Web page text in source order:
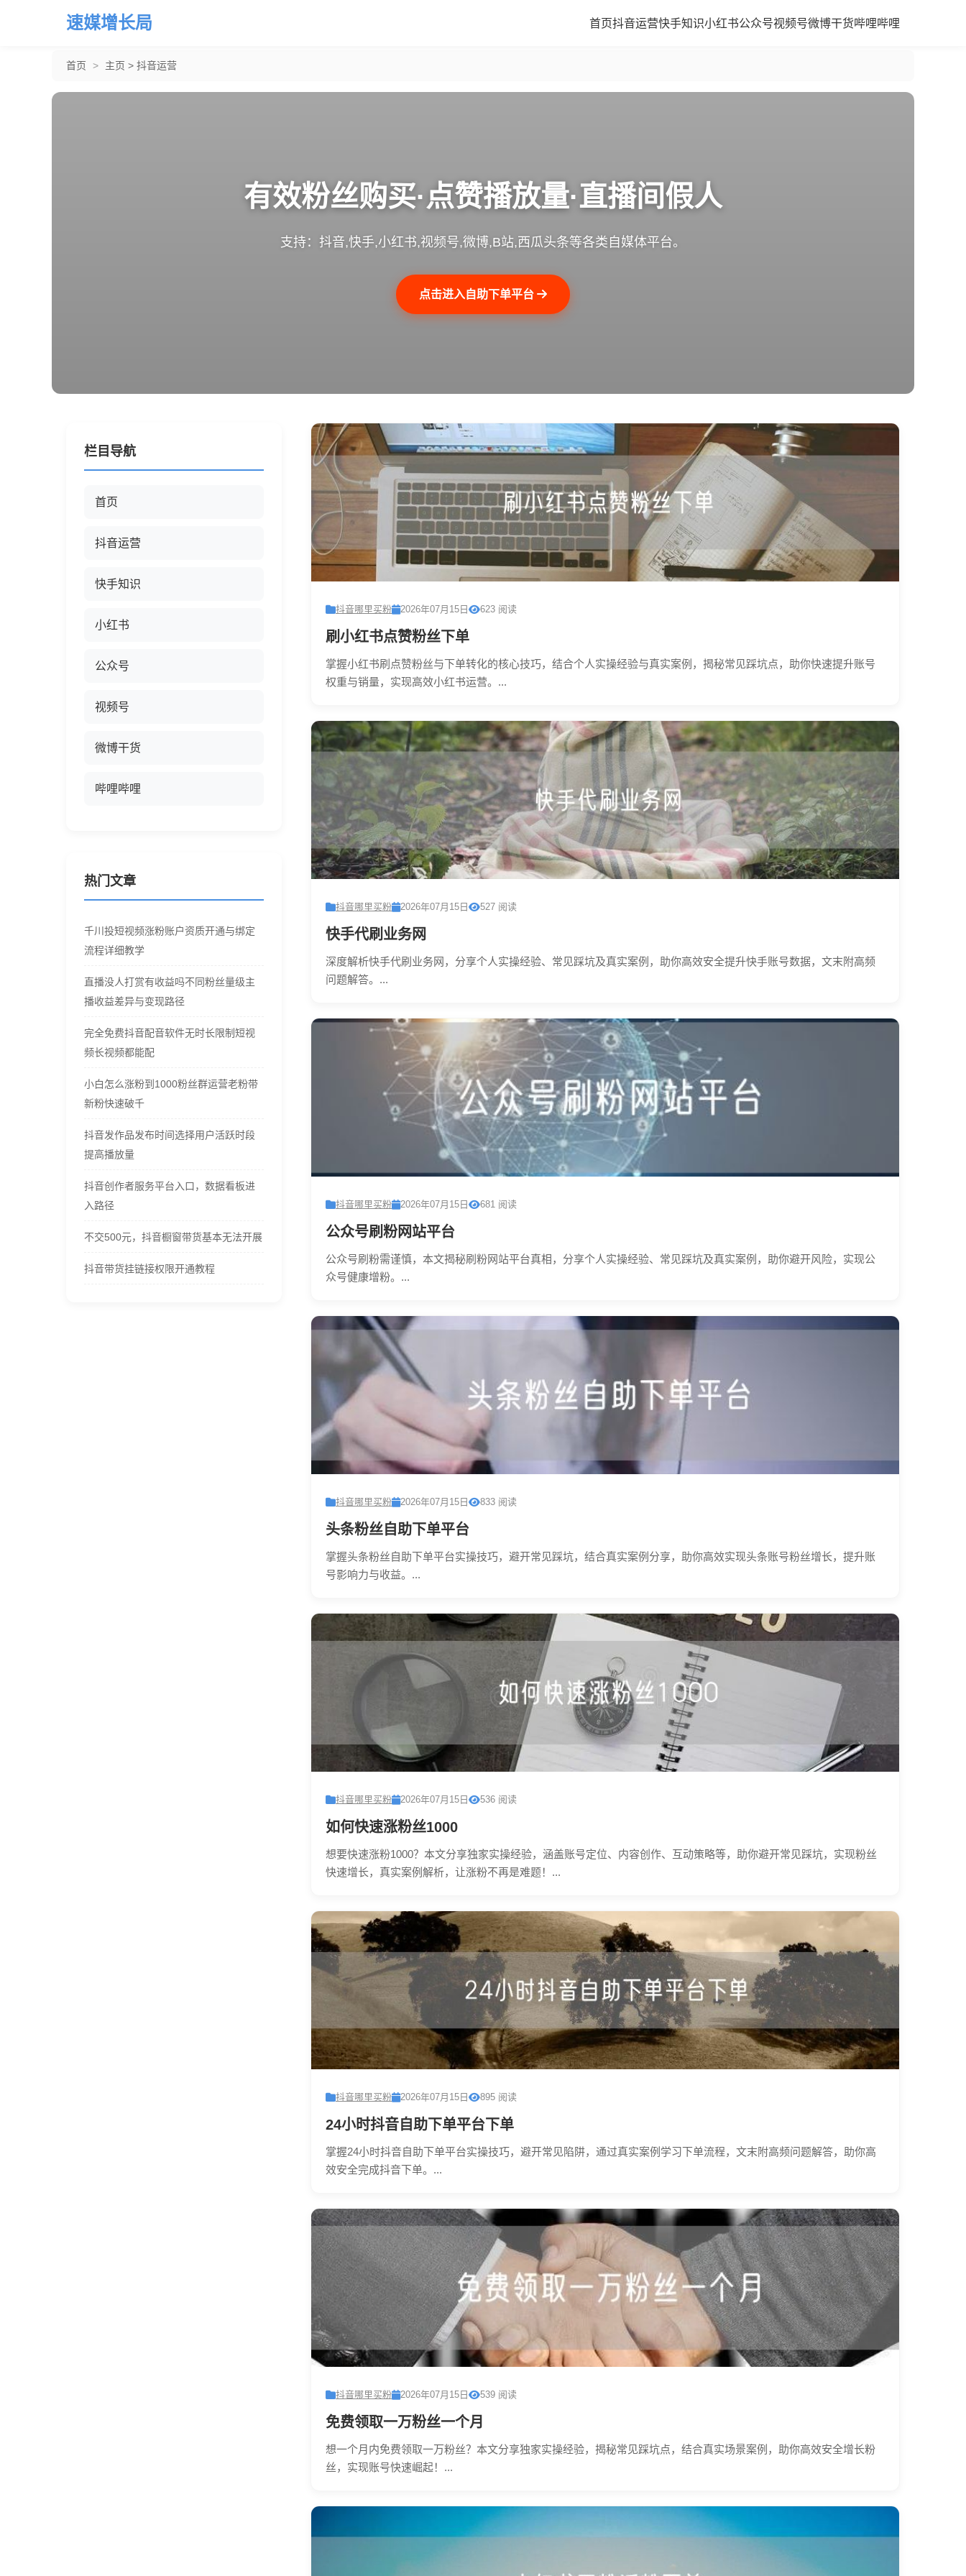
速媒增长局 首页抖音运营快手知识小红书公众号视频号微博干货哔哩哔哩
首页 > 主页 > 抖音运营
有效粉丝购买·点赞播放量·直播间假人
支持：抖音,快手,小红书,视频号,微博,B站,西瓜头条等各类自媒体平台。
点击进入自助下单平台
栏目导航
首页
抖音运营
快手知识
小红书
公众号
视频号
微博干货
哔哩哔哩
热门文章
千川投短视频涨粉账户资质开通与绑定
流程详细教学
直播没人打赏有收益吗不同粉丝量级主
播收益差异与变现路径
完全免费抖音配音软件无时长限制短视
频长视频都能配
小白怎么涨粉到1000粉丝群运营老粉带
新粉快速破千
抖音发作品发布时间选择用户活跃时段
提高播放量
抖音创作者服务平台入口，数据看板进
入路径
不交500元，抖音橱窗带货基本无法开展
抖音带货挂链接权限开通教程
抖音哪里买粉 2026年07月15日 623 阅读
刷小红书点赞粉丝下单
掌握小红书刷点赞粉丝与下单转化的核心技巧，结合个人实操经验与真实案例，揭秘常见踩坑点，助你快速提升账号
权重与销量，实现高效小红书运营。...
抖音哪里买粉 2026年07月15日 527 阅读
快手代刷业务网
深度解析快手代刷业务网，分享个人实操经验、常见踩坑及真实案例，助你高效安全提升快手账号数据，文末附高频
问题解答。...
抖音哪里买粉 2026年07月15日 681 阅读
公众号刷粉网站平台
公众号刷粉需谨慎，本文揭秘刷粉网站平台真相，分享个人实操经验、常见踩坑及真实案例，助你避开风险，实现公
众号健康增粉。...
抖音哪里买粉 2026年07月15日 833 阅读
头条粉丝自助下单平台
掌握头条粉丝自助下单平台实操技巧，避开常见踩坑，结合真实案例分享，助你高效实现头条账号粉丝增长，提升账
号影响力与收益。...
抖音哪里买粉 2026年07月15日 536 阅读
如何快速涨粉丝1000
想要快速涨粉1000？本文分享独家实操经验，涵盖账号定位、内容创作、互动策略等，助你避开常见踩坑，实现粉丝
快速增长，真实案例解析，让涨粉不再是难题！...
抖音哪里买粉 2026年07月15日 895 阅读
24小时抖音自助下单平台下单
掌握24小时抖音自助下单平台实操技巧，避开常见陷阱，通过真实案例学习下单流程，文末附高频问题解答，助你高
效安全完成抖音下单。...
抖音哪里买粉 2026年07月15日 539 阅读
免费领取一万粉丝一个月
想一个月内免费领取一万粉丝？本文分享独家实操经验，揭秘常见踩坑点，结合真实场景案例，助你高效安全增长粉
丝，实现账号快速崛起！...